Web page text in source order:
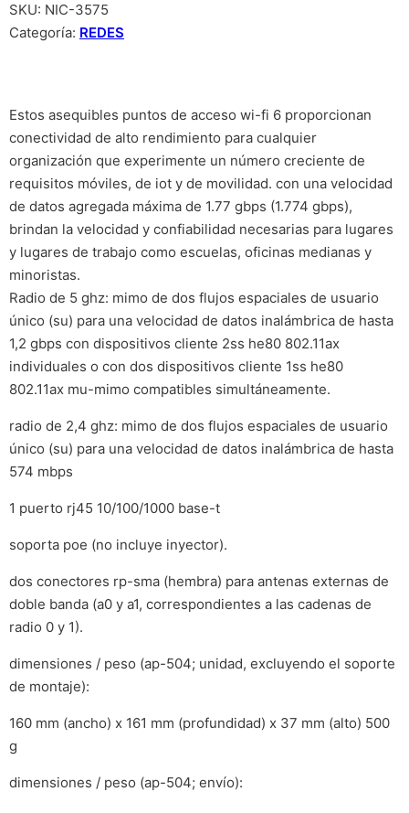
SKU: NIC-3575
Categoría: REDES
Estos asequibles puntos de acceso wi-fi 6 proporcionan
conectividad de alto rendimiento para cualquier
organización que experimente un número creciente de
requisitos móviles, de iot y de movilidad. con una velocidad
de datos agregada máxima de 1.77 gbps (1.774 gbps),
brindan la velocidad y confiabilidad necesarias para lugares
y lugares de trabajo como escuelas, oficinas medianas y
minoristas.
Radio de 5 ghz: mimo de dos flujos espaciales de usuario
único (su) para una velocidad de datos inalámbrica de hasta
1,2 gbps con dispositivos cliente 2ss he80 802.11ax
individuales o con dos dispositivos cliente 1ss he80
802.11ax mu-mimo compatibles simultáneamente.
radio de 2,4 ghz: mimo de dos flujos espaciales de usuario
único (su) para una velocidad de datos inalámbrica de hasta
574 mbps
1 puerto rj45 10/100/1000 base-t
soporta poe (no incluye inyector).
dos conectores rp-sma (hembra) para antenas externas de
doble banda (a0 y a1, correspondientes a las cadenas de
radio 0 y 1).
dimensiones / peso (ap-504; unidad, excluyendo el soporte
de montaje):
160 mm (ancho) x 161 mm (profundidad) x 37 mm (alto) 500
g
dimensiones / peso (ap-504; envío):